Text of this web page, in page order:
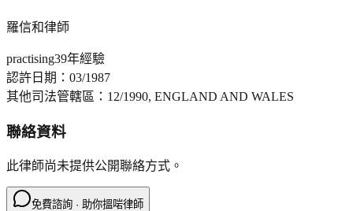
羅信和律師
practising39年經驗
認許日期： 03/1987
其他司法管轄區： 12/1990, ENGLAND AND WALES
聯絡資料
此律師尚未提供公開聯絡方式。
免費諮詢 · 助你搵啱律師